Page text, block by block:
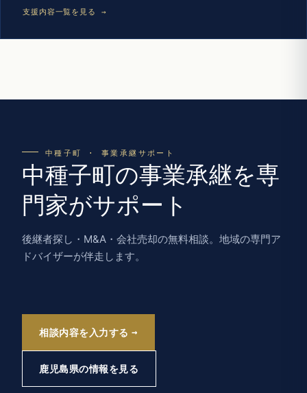
支援内容一覧を見る →
中種子町 · 事業承継サポート
中種子町の事業承継を専
門家がサポート
後継者探し・M&A・会社売却の無料相談。地域の専門ア
ドバイザーが伴走します。
相談内容を入力する
鹿児島県の情報を見る